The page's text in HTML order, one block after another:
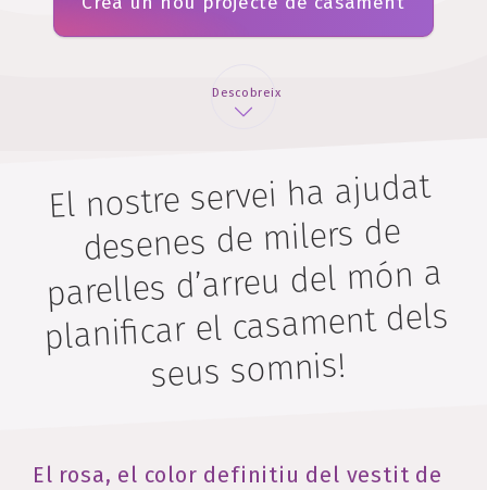
Descobreix
El nostre servei ha ajudat
desenes de milers de
parelles d’arreu del món a
planificar el casament dels
seus somnis!
El rosa, el color definitiu del vestit de